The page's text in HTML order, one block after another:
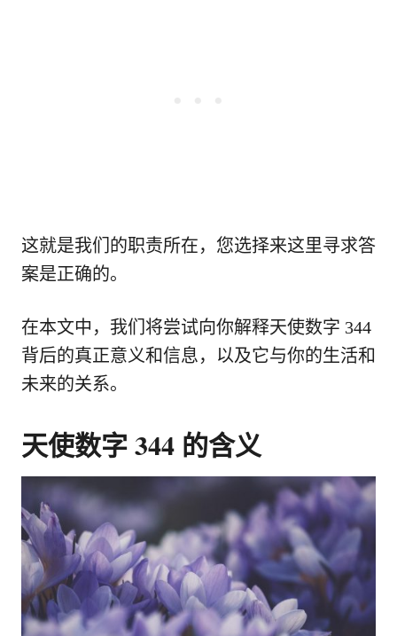
这就是我们的职责所在，您选择来这里寻求答
案是正确的。
在本文中，我们将尝试向你解释天使数字 344
背后的真正意义和信息，以及它与你的生活和
未来的关系。
天使数字 344 的含义